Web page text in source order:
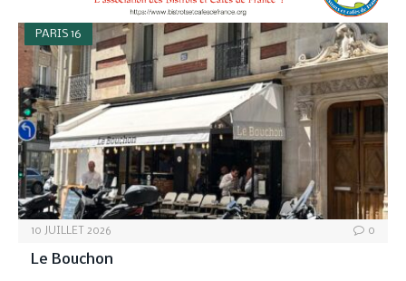
PARIS 16
10 JUILLET 2026 0
Le Bouchon